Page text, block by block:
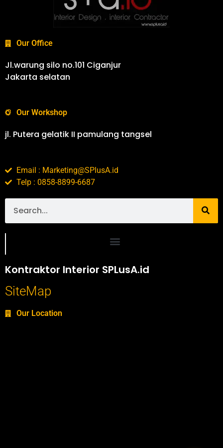
Our Office
Jl.warung silo no.101 Ciganjur
Jakarta selatan
Our Workshop
jl. Putera gelatik II pamulang tangsel
Email : Marketing@SPlusA.id
Telp : 0858-8899-6687
Kontraktor Interior SPLusA.id
SiteMap
Our Location